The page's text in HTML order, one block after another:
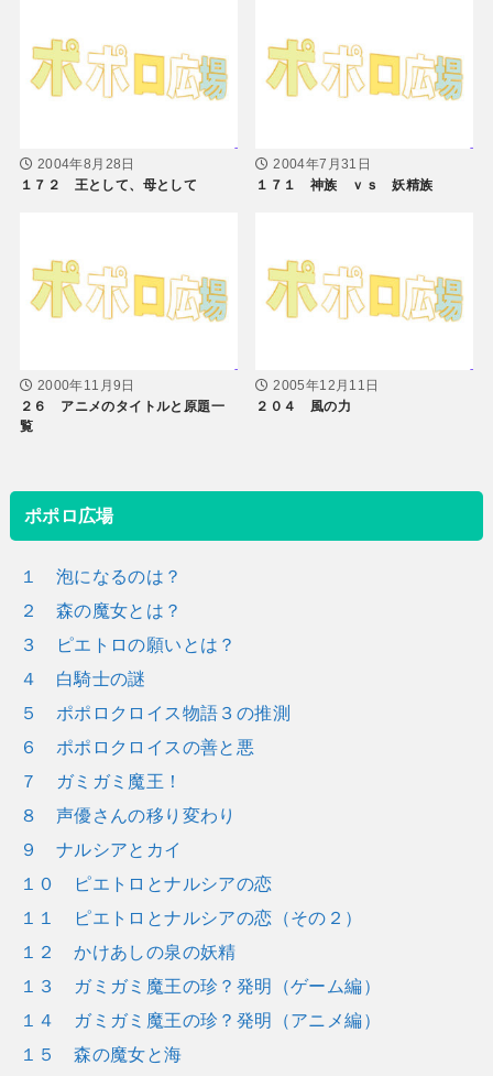
2004年8月28日
１７２ 王として、母として
2004年7月31日
１７１ 神族 ｖｓ 妖精族
2000年11月9日
２６ アニメのタイトルと原題一
覧
2005年12月11日
２０４ 風の力
ポポロ広場
１ 泡になるのは？
２ 森の魔女とは？
３ ピエトロの願いとは？
４ 白騎士の謎
５ ポポロクロイス物語３の推測
６ ポポロクロイスの善と悪
７ ガミガミ魔王！
８ 声優さんの移り変わり
９ ナルシアとカイ
１０ ピエトロとナルシアの恋
１１ ピエトロとナルシアの恋（その２）
１２ かけあしの泉の妖精
１３ ガミガミ魔王の珍？発明（ゲーム編）
１４ ガミガミ魔王の珍？発明（アニメ編）
１５ 森の魔女と海